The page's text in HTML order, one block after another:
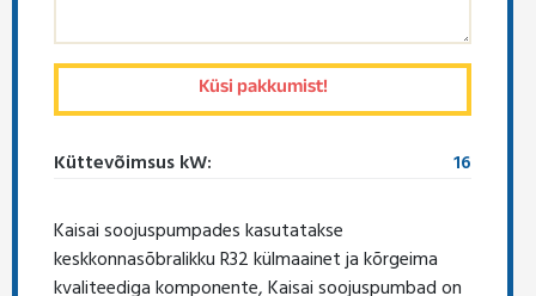
Küttevõimsus kW: 16
Kaisai soojuspumpades kasutatakse
keskkonnasõbralikku R32 külmaainet ja kõrgeima
kvaliteediga komponente, Kaisai soojuspumbad on